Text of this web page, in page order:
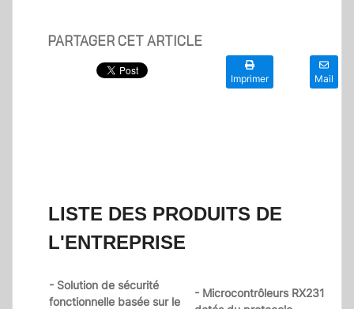
PARTAGER CET ARTICLE
Imprimer Mail
LISTE DES PRODUITS DE
L'ENTREPRISE
- Solution de sécurité
fonctionnelle basée sur le
- Microcontrôleurs RX231